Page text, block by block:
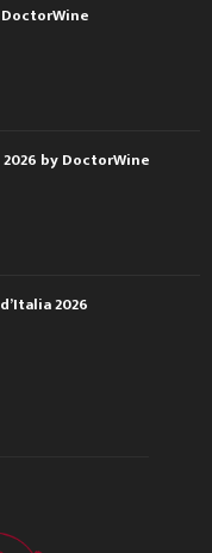
by DoctorWine
2026